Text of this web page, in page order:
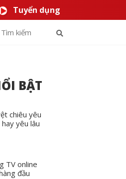
Tuyển dụng
BẬT
chiêu yêu
yêu lâu
TV online
đầu